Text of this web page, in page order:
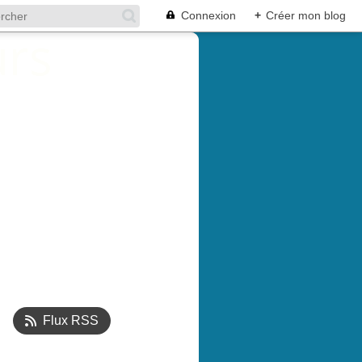
Connexion + Créer mon blog
Flux RSS